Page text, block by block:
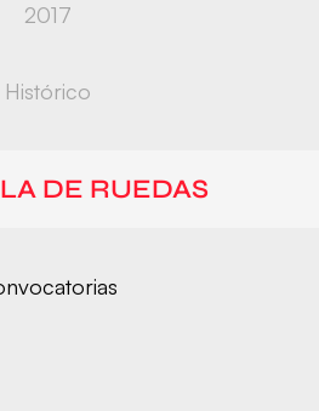
2017
Histórico
DE RUEDAS